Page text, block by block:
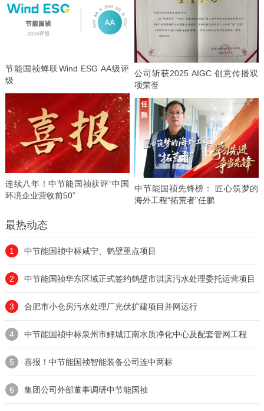
节能国祯蝉联Wind ESG AA级评
级
公司斩获2025 AIGC 创意传播双
项荣誉
连续八年！中节能国祯获评“中国
环境企业营收前50”
中节能国祯先锋榜： 匠心筑梦的
海外工程“拓荒者”任鹏
最热动态
1 中节能国祯中标咸宁、鹤壁重点项目
2 中节能国祯华东区域正式签约鹤壁市淇滨污水处理委托运营项目
3 合肥市小仓房污水处理厂光伏扩建项目并网运行
4 中节能国祯中标泉州市鲤城江南水质净化中心及配套管网工程
5 喜报！中节能国祯智能装备公司连中两标
6 集团公司外部董事调研中节能国祯